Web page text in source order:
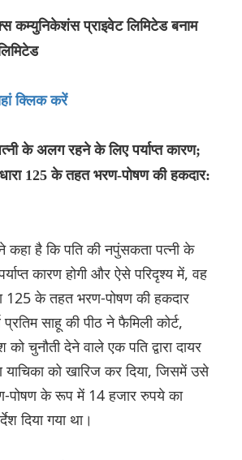
कम्युनिकेशंस प्राइवेट लिमिटेड बनाम
क्लिक करें
के अलग रहने के लिए पर्याप्त कारण;
125 के तहत भरण-पोषण की हकदार:
ने कहा है कि पति की नपुंसकता पत्नी के
कारण होगी और ऐसे परिदृश्य में, वह
125 के तहत भरण-पोषण की हकदार
साहू की पीठ ने फैमिली कोर्ट,
चुनौती देने वाले एक पति द्वारा दायर
याचिका को खारिज कर दिया, जिसमें उसे
पोषण के रूप में 14 हजार रुपये का
दिया गया था।